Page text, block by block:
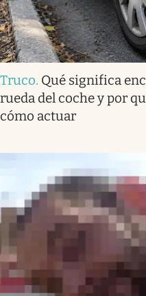
Truco. Qué significa
rueda del coche y por
cómo actuar